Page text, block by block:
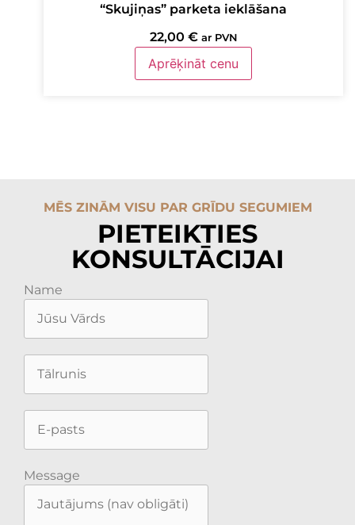
“Skujiņas” parketa ieklāšana
22,00 € ar PVN
Aprēķināt cenu
MĒS ZINĀM VISU PAR GRĪDU SEGUMIEM
PIETEIKTIES
KONSULTĀCIJAI
Name
Message